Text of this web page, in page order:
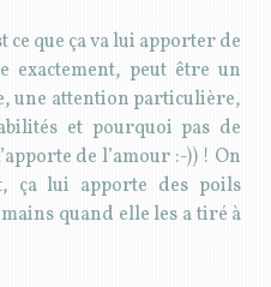
ce que ça va lui apporter de
exactement, peut être un
une attention particulière,
et pourquoi pas de
de l’amour :-)) ! On
ça lui apporte des poils
quand elle les a tiré à